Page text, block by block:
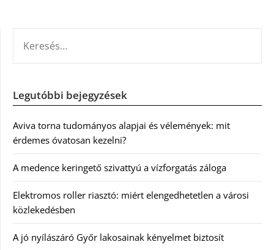
Legutóbbi bejegyzések
Aviva torna tudományos alapjai és vélemények: mit
érdemes óvatosan kezelni?
A medence keringető szivattyú a vízforgatás záloga
Elektromos roller riasztó: miért elengedhetetlen a városi
közlekedésben
A jó nyílászáró Győr lakosainak kényelmet biztosít